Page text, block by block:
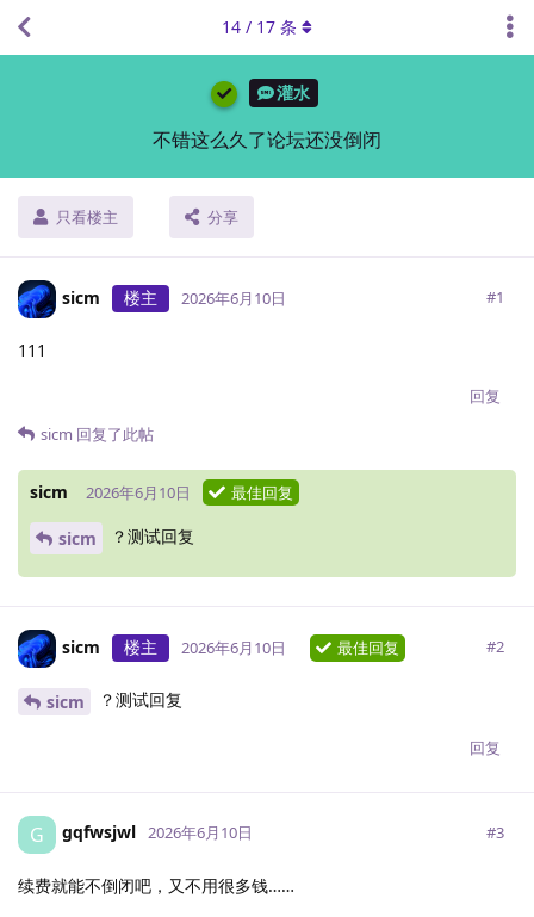
灌水
不错这么久了论坛还没倒闭
只看楼主 分享
14 / 17 条
sicm 楼主 2026年6月10日 #1
111
回复
sicm 回复了此帖
sicm 2026年6月10日 最佳回复
sicm ？测试回复
sicm 楼主 2026年6月10日 #2
最佳回复
sicm ？测试回复
回复
G gqfwsjwl 2026年6月10日 #3
续费就能不倒闭吧，又不用很多钱……